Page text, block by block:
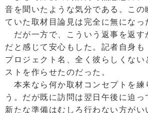
音を聞いたような気分である。この
ていた取材目論見は完全に無になっ
だが一方で、こういう返事を返す
だと感じて安心もした。記者自身
プロジェクト名、全く彼らしくない
ストを作らせたのだった。
本来なら何か取材コンセプトを練
う。だが既に訪問は翌日午後に迫
新たな準備はむしろ行わない方が